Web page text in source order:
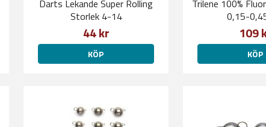
Darts Lekande Super Rolling
Storlek 4-14
44 kr
KÖP
Trilene 100%
0,15-
109
KÖP